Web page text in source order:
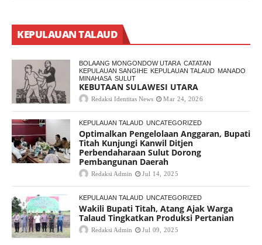
KEPULAUAN TALAUD
BOLAANG MONGONDOW UTARA CATATAN
KEPULAUAN SANGIHE KEPULAUAN TALAUD MANADO
MINAHASA SULUT
KEBUTAAN SULAWESI UTARA
Redaksi Identitas News Mar 24, 2026
KEPULAUAN TALAUD UNCATEGORIZED
Optimalkan Pengelolaan Anggaran, Bupati
Titah Kunjungi Kanwil Ditjen
Perbendaharaan Sulut Dorong
Pembangunan Daerah
Redaksi Admin Jul 14, 2025
KEPULAUAN TALAUD UNCATEGORIZED
Wakili Bupati Titah, Atang Ajak Warga
Talaud Tingkatkan Produksi Pertanian
Redaksi Admin Jul 09, 2025